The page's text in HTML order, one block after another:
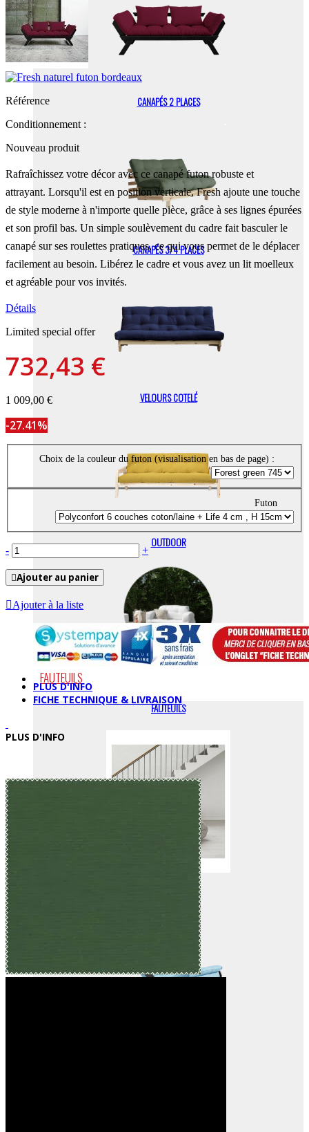
CANAPÉS 2 PLACES
CANAPÉS 3/4 PLACES
VELOURS COTELÉ
OUTDOOR
FAUTEUILS
FAUTEUILS
CHAISES LONGUES
Référence
Conditionnement :
Nouveau produit
Rafraîchissez votre décor avec ce canapé futon robuste et
attrayant. Lorsqu'il est en position verticale, Fresh ajoute une touche
de style moderne à n'importe quelle pièce, grâce à ses lignes épurées
et son profil bas. Un simple soulèvement du cadre fait basculer le
canapé sur ses roulettes pratiques, ce qui vous permet de le déplacer
facilement au besoin. Libérez le cadre et vous avez un lit moelleux
et agréable pour vos invités.
Détails
Limited special offer
732,43 €
1 009,00 €
-27.41%
Choix de la couleur du futon (visualisation en bas de page) :
Futon
- +
Ajouter au panier
Ajouter à la liste
PLUS D'INFO
FICHE TECHNIQUE & LIVRAISON
PLUS D'INFO